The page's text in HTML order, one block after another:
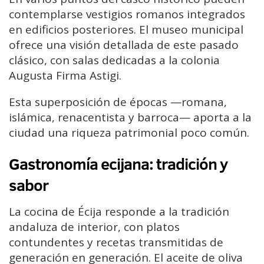
contemplarse vestigios romanos integrados
en edificios posteriores. El museo municipal
ofrece una visión detallada de este pasado
clásico, con salas dedicadas a la colonia
Augusta Firma Astigi.
Esta superposición de épocas —romana,
islámica, renacentista y barroca— aporta a la
ciudad una riqueza patrimonial poco común.
Gastronomía ecijana: tradición y
sabor
La cocina de Écija responde a la tradición
andaluza de interior, con platos
contundentes y recetas transmitidas de
generación en generación. El aceite de oliva